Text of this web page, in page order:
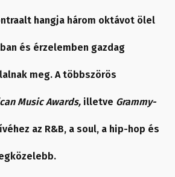
hangja három oktávot ölel
és érzelemben gazdag
meg. A többszörös
Music Awards, illetve Grammy-
az R&B, a soul, a hip-hop és